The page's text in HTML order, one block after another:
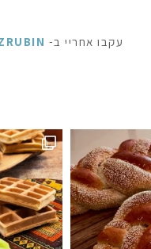
עקבו אחריי ב- INSTAGRAM
שוקולד: ק
כל מילה מיותרת .